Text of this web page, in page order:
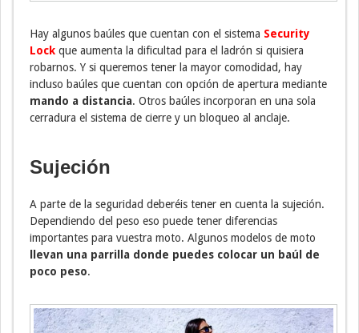
Hay algunos baúles que cuentan con el sistema Security
Lock que aumenta la dificultad para el ladrón si quisiera
robarnos. Y si queremos tener la mayor comodidad, hay
incluso baúles que cuentan con opción de apertura mediante
mando a distancia. Otros baúles incorporan en una sola
cerradura el sistema de cierre y un bloqueo al anclaje.
Sujeción
A parte de la seguridad deberéis tener en cuenta la sujeción.
Dependiendo del peso eso puede tener diferencias
importantes para vuestra moto. Algunos modelos de moto
llevan una parrilla donde puedes colocar un baúl de
poco peso.